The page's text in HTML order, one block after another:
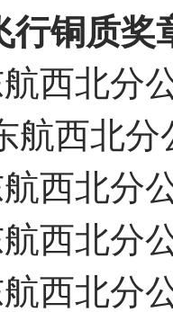
行铜质奖
西北分
航西北分
西北分
西北分
西北分